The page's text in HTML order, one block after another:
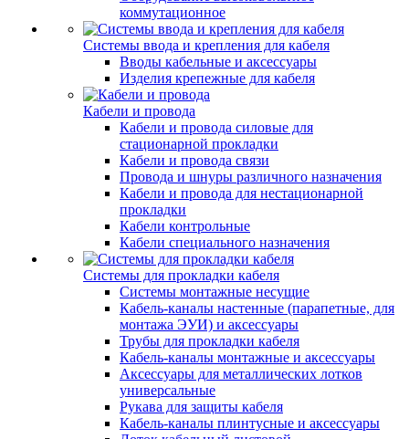
коммутационное
Системы ввода и крепления для кабеля
Вводы кабельные и аксессуары
Изделия крепежные для кабеля
Кабели и провода
Кабели и провода силовые для
стационарной прокладки
Кабели и провода связи
Провода и шнуры различного назначения
Кабели и провода для нестационарной
прокладки
Кабели контрольные
Кабели специального назначения
Системы для прокладки кабеля
Системы монтажные несущие
Кабель-каналы настенные (парапетные, для
монтажа ЭУИ) и аксессуары
Трубы для прокладки кабеля
Кабель-каналы монтажные и аксессуары
Аксессуары для металлических лотков
универсальные
Рукава для защиты кабеля
Кабель-каналы плинтусные и аксессуары